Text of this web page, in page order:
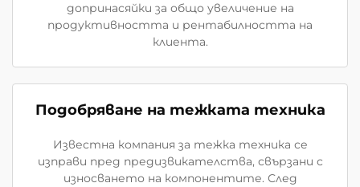
допринасяйки за общо увеличение на
продуктивността и рентабилността на
клиента.
Подобряване на тежката техника
Известна компания за тежка техника се
изправи пред предизвикателства, свързани с
износването на компонентите. След